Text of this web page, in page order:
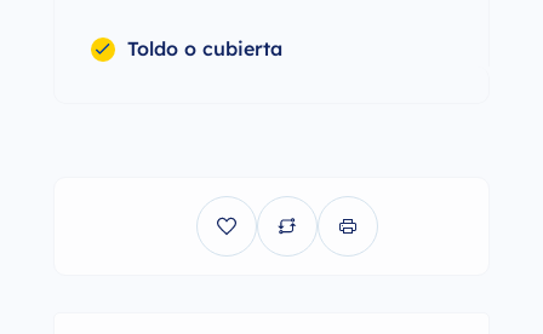
Toldo o cubierta